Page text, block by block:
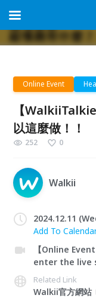
Online Event
【
以這麼做！！
252 0
Walkii
2024.12.11
Add To
【Online
enter the live
Related Link
Walkii官方網站